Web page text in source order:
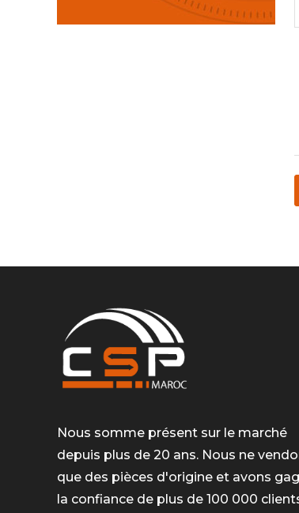
Nous somme présent sur le marché
depuis plus de 20 ans. Nous ne
que des pièces d'origine et avons
la confiance de plus de 100 000